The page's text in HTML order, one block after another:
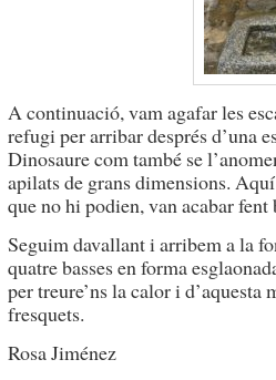
A continuació, vam agafar les
refugi per arribar després d’una
Dinosaure com també se
apilats de grans dimensions.
que no hi podien, van acabar fent
Seguim davallant i arribem a la
quatre basses en forma
per treure’ns la calor i d’aquesta
fresquets.
Rosa Jiménez